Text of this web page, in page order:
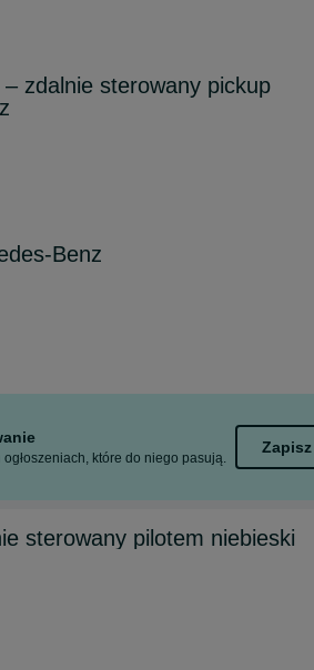
zdalnie sterowany pickup
Benz
które do niego pasują.
Zapisz
sterowany pilotem niebieski